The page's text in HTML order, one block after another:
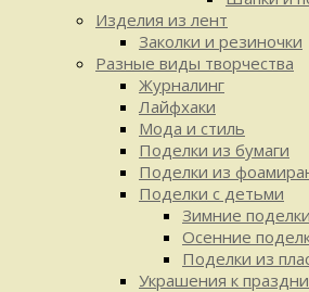
Изделия из лент
Заколки и резиночки
Разные виды творчества
Журналинг
Лайфхаки
Мода и стиль
Поделки из бумаги
Поделки из
Поделки с детьми
Зимние поделки
Осенние
Поделки из
Украшения к